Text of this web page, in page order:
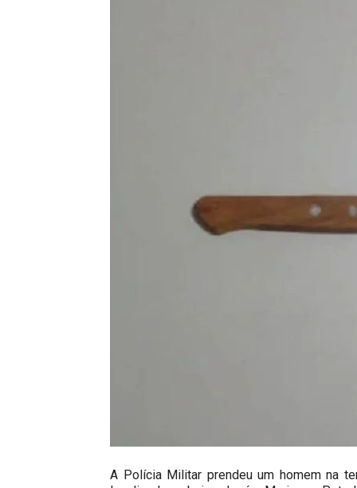
A Polícia Militar prendeu um homem na